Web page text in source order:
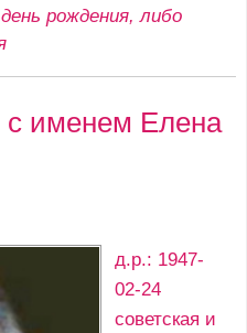
рождения, либо
именем Елена
д.р.: 1947-
02-24
советская и